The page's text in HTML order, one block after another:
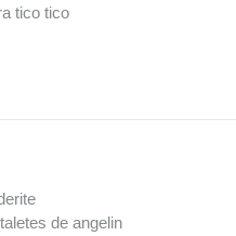
tico tico
de angelin